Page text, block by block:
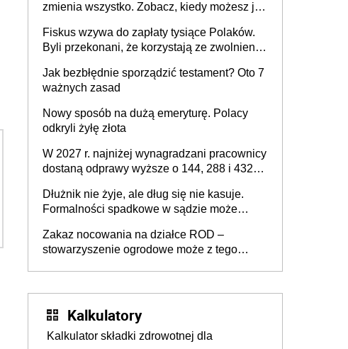
zmienia wszystko. Zobacz, kiedy możesz je
Fiskus wzywa do zapłaty tysiące Polaków.
Byli przekonani, że korzystają ze zwolnienia
Jak bezbłędnie sporządzić testament? Oto 7
ważnych zasad
Nowy sposób na dużą emeryturę. Polacy
odkryli żyłę złota
W 2027 r. najniżej wynagradzani pracownicy
dostaną odprawy wyższe o 144, 288 i 432
Dłużnik nie żyje, ale dług się nie kasuje.
Formalności spadkowe w sądzie może
zmarłego
Zakaz nocowania na działce ROD –
stowarzyszenie ogrodowe może z tego
Kalkulatory
Kalkulator składki zdrowotnej dla